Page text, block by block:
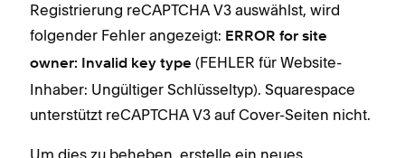
Registrierung reCAPTCHA V3 auswählst, wird
folgender Fehler angezeigt: ERROR for site
owner: Invalid key type (FEHLER für Website-
Inhaber: Ungültiger Schlüsseltyp). Squarespace
unterstützt reCAPTCHA V3 auf Cover-Seiten nicht.